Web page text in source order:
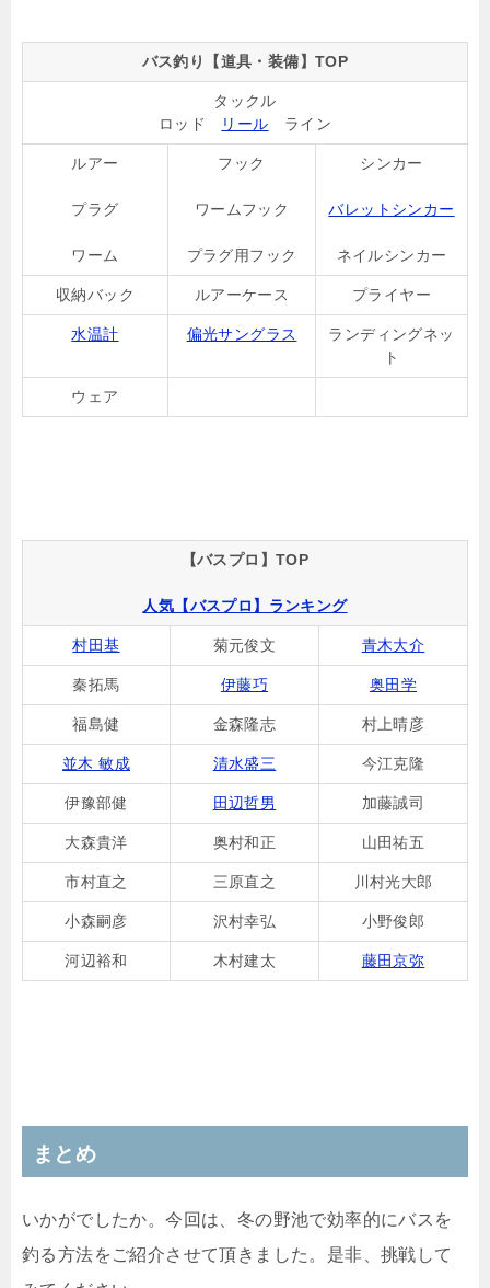
バス釣り【道具・装備】TOP
タックル
ロッド
リール ライン
ルアー
プラグ
ワーム
フック
ワームフック
プラグ用フック
シンカー
バレットシンカー
ネイルシンカー
収納バック ルアーケース プライヤー
水温計 偏光サングラス
ランディングネッ
ト
ウェア
【バスプロ】TOP
人気【バスプロ】ランキング
村田基 菊元俊文 青木大介
秦拓馬 伊藤巧 奥田学
福島健 金森隆志 村上晴彦
並木 敏成 清水盛三 今江克隆
伊豫部健 田辺哲男 加藤誠司
大森貴洋 奥村和正 山田祐五
市村直之 三原直之 川村光大郎
小森嗣彦 沢村幸弘 小野俊郎
河辺裕和 木村建太 藤田京弥
まとめ
いかがでしたか。今回は、冬の野池で効率的にバスを
釣る方法をご紹介させて頂きました。是非、挑戦して